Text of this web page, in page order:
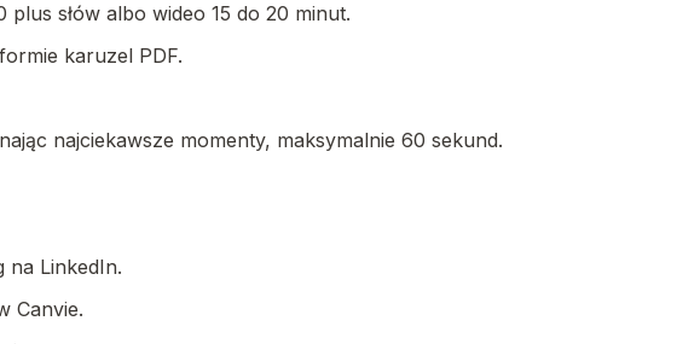
słów albo wideo 15 do 20 minut.
karuzel PDF.
najciekawsze momenty, maksymalnie 60 sekund.
na LinkedIn.
Canvie.